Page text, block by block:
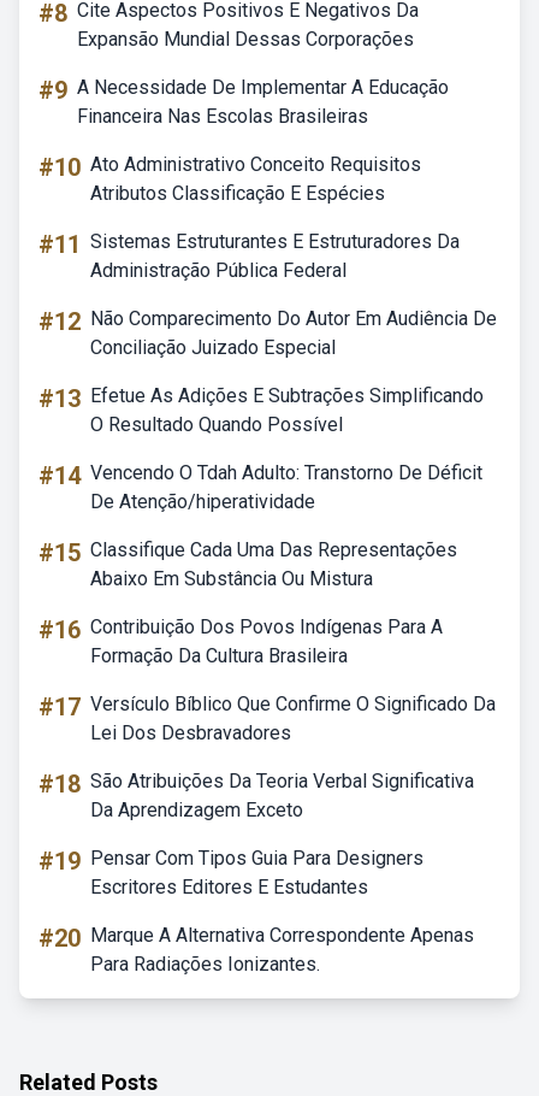
#8 Cite Aspectos Positivos E Negativos Da
Expansão Mundial Dessas Corporações
#9 A Necessidade De Implementar A Educação
Financeira Nas Escolas Brasileiras
#10 Ato Administrativo Conceito Requisitos
Atributos Classificação E Espécies
#11 Sistemas Estruturantes E Estruturadores Da
Administração Pública Federal
#12 Não Comparecimento Do Autor Em Audiência De
Conciliação Juizado Especial
#13 Efetue As Adições E Subtrações Simplificando
O Resultado Quando Possível
#14 Vencendo O Tdah Adulto: Transtorno De Déficit
De Atenção/hiperatividade
#15 Classifique Cada Uma Das Representações
Abaixo Em Substância Ou Mistura
#16 Contribuição Dos Povos Indígenas Para A
Formação Da Cultura Brasileira
#17 Versículo Bíblico Que Confirme O Significado Da
Lei Dos Desbravadores
#18 São Atribuições Da Teoria Verbal Significativa
Da Aprendizagem Exceto
#19 Pensar Com Tipos Guia Para Designers
Escritores Editores E Estudantes
#20 Marque A Alternativa Correspondente Apenas
Para Radiações Ionizantes.
Related Posts